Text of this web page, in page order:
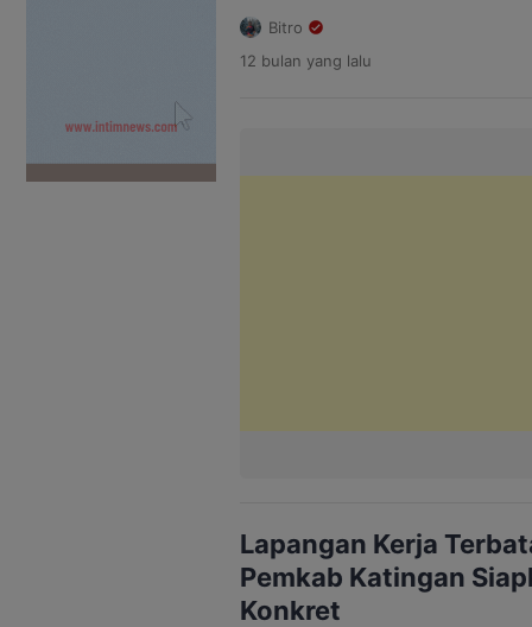
kepada penyandang disabilitas,
dari keluarga kurang mampu.
disabilitas sering kali luput dari
Bitro
12 bulan yang lalu
Lapangan Kerja
Pemkab Katingan
Konkret